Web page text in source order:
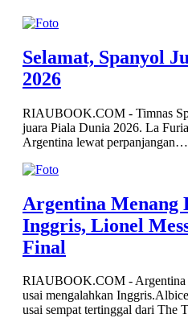
Selamat, Spanyol
2026
RIAUBOOK.COM - Timnas
juara Piala Dunia 2026. La
Argentina lewat perpanjangan…
Argentina Menang
Inggris, Lionel
Final
RIAUBOOK.COM - Argentina
usai mengalahkan
usai sempat tertinggal dari The